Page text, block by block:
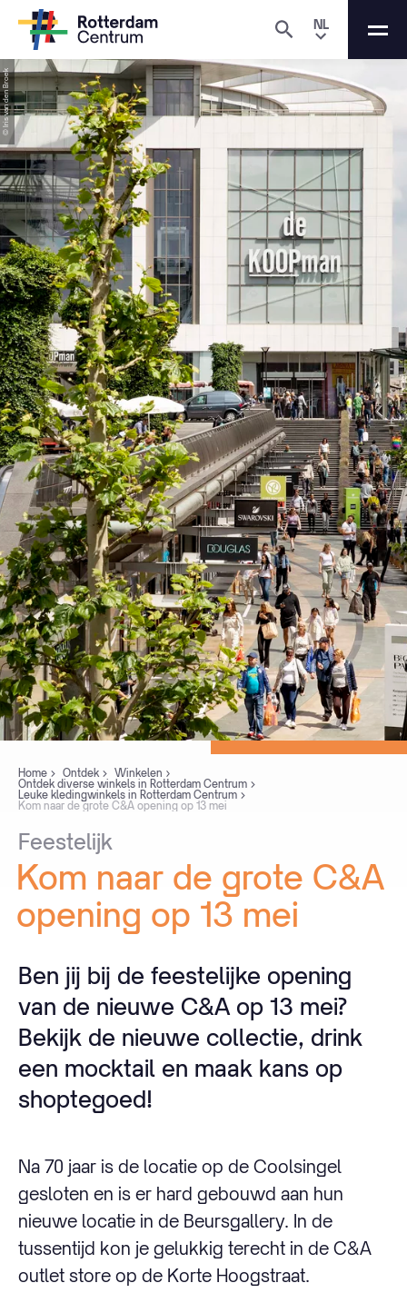
NL
Home Ontdek
Winkelen
Ontdek diverse winkels in Rotterdam Centrum
Leuke kledingwinkels in Rotterdam Centrum
Kom naar de grote C&A opening op 13 mei
Feestelijk
Kom naar de grote C&A
opening op 13 mei
© Iris van den Broek
Ben jij bij de feestelijke opening
van de nieuwe C&A op 13 mei?
Bekijk de nieuwe collectie, drink
een mocktail en maak kans op
shoptegoed!
Na 70 jaar is de locatie op de Coolsingel
gesloten en is er hard gebouwd aan hun
nieuwe locatie in de Beursgallery. In de
tussentijd kon je gelukkig terecht in de C&A
outlet store op de Korte Hoogstraat.